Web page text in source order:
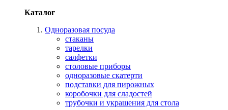
Каталог
Одноразовая посуда
стаканы
тарелки
салфетки
столовые приборы
одноразовые скатерти
подставки для пирожных
коробочки для сладостей
трубочки и украшения для стола